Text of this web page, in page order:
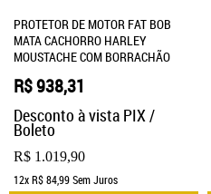
PROTETOR DE MOTOR FAT BOB
MATA CACHORRO HARLEY
MOUSTACHE COM BORRACHÃO
R$ 1.019,90
R$ 938,31
Desconto à vista PIX /
Boleto
12xR$ 84,99Sem Juros